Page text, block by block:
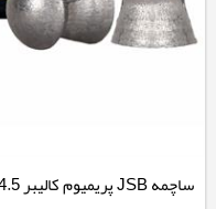
ساچمه JSB پریمیوم کالیبر 4.5 - 7.87 گرین